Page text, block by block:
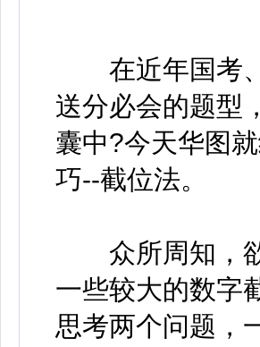
在近年国考、
送分必会的题型
囊中?今天华图
巧--截位法。
众所周知，欲
一些较大的数字
思考两个问题，